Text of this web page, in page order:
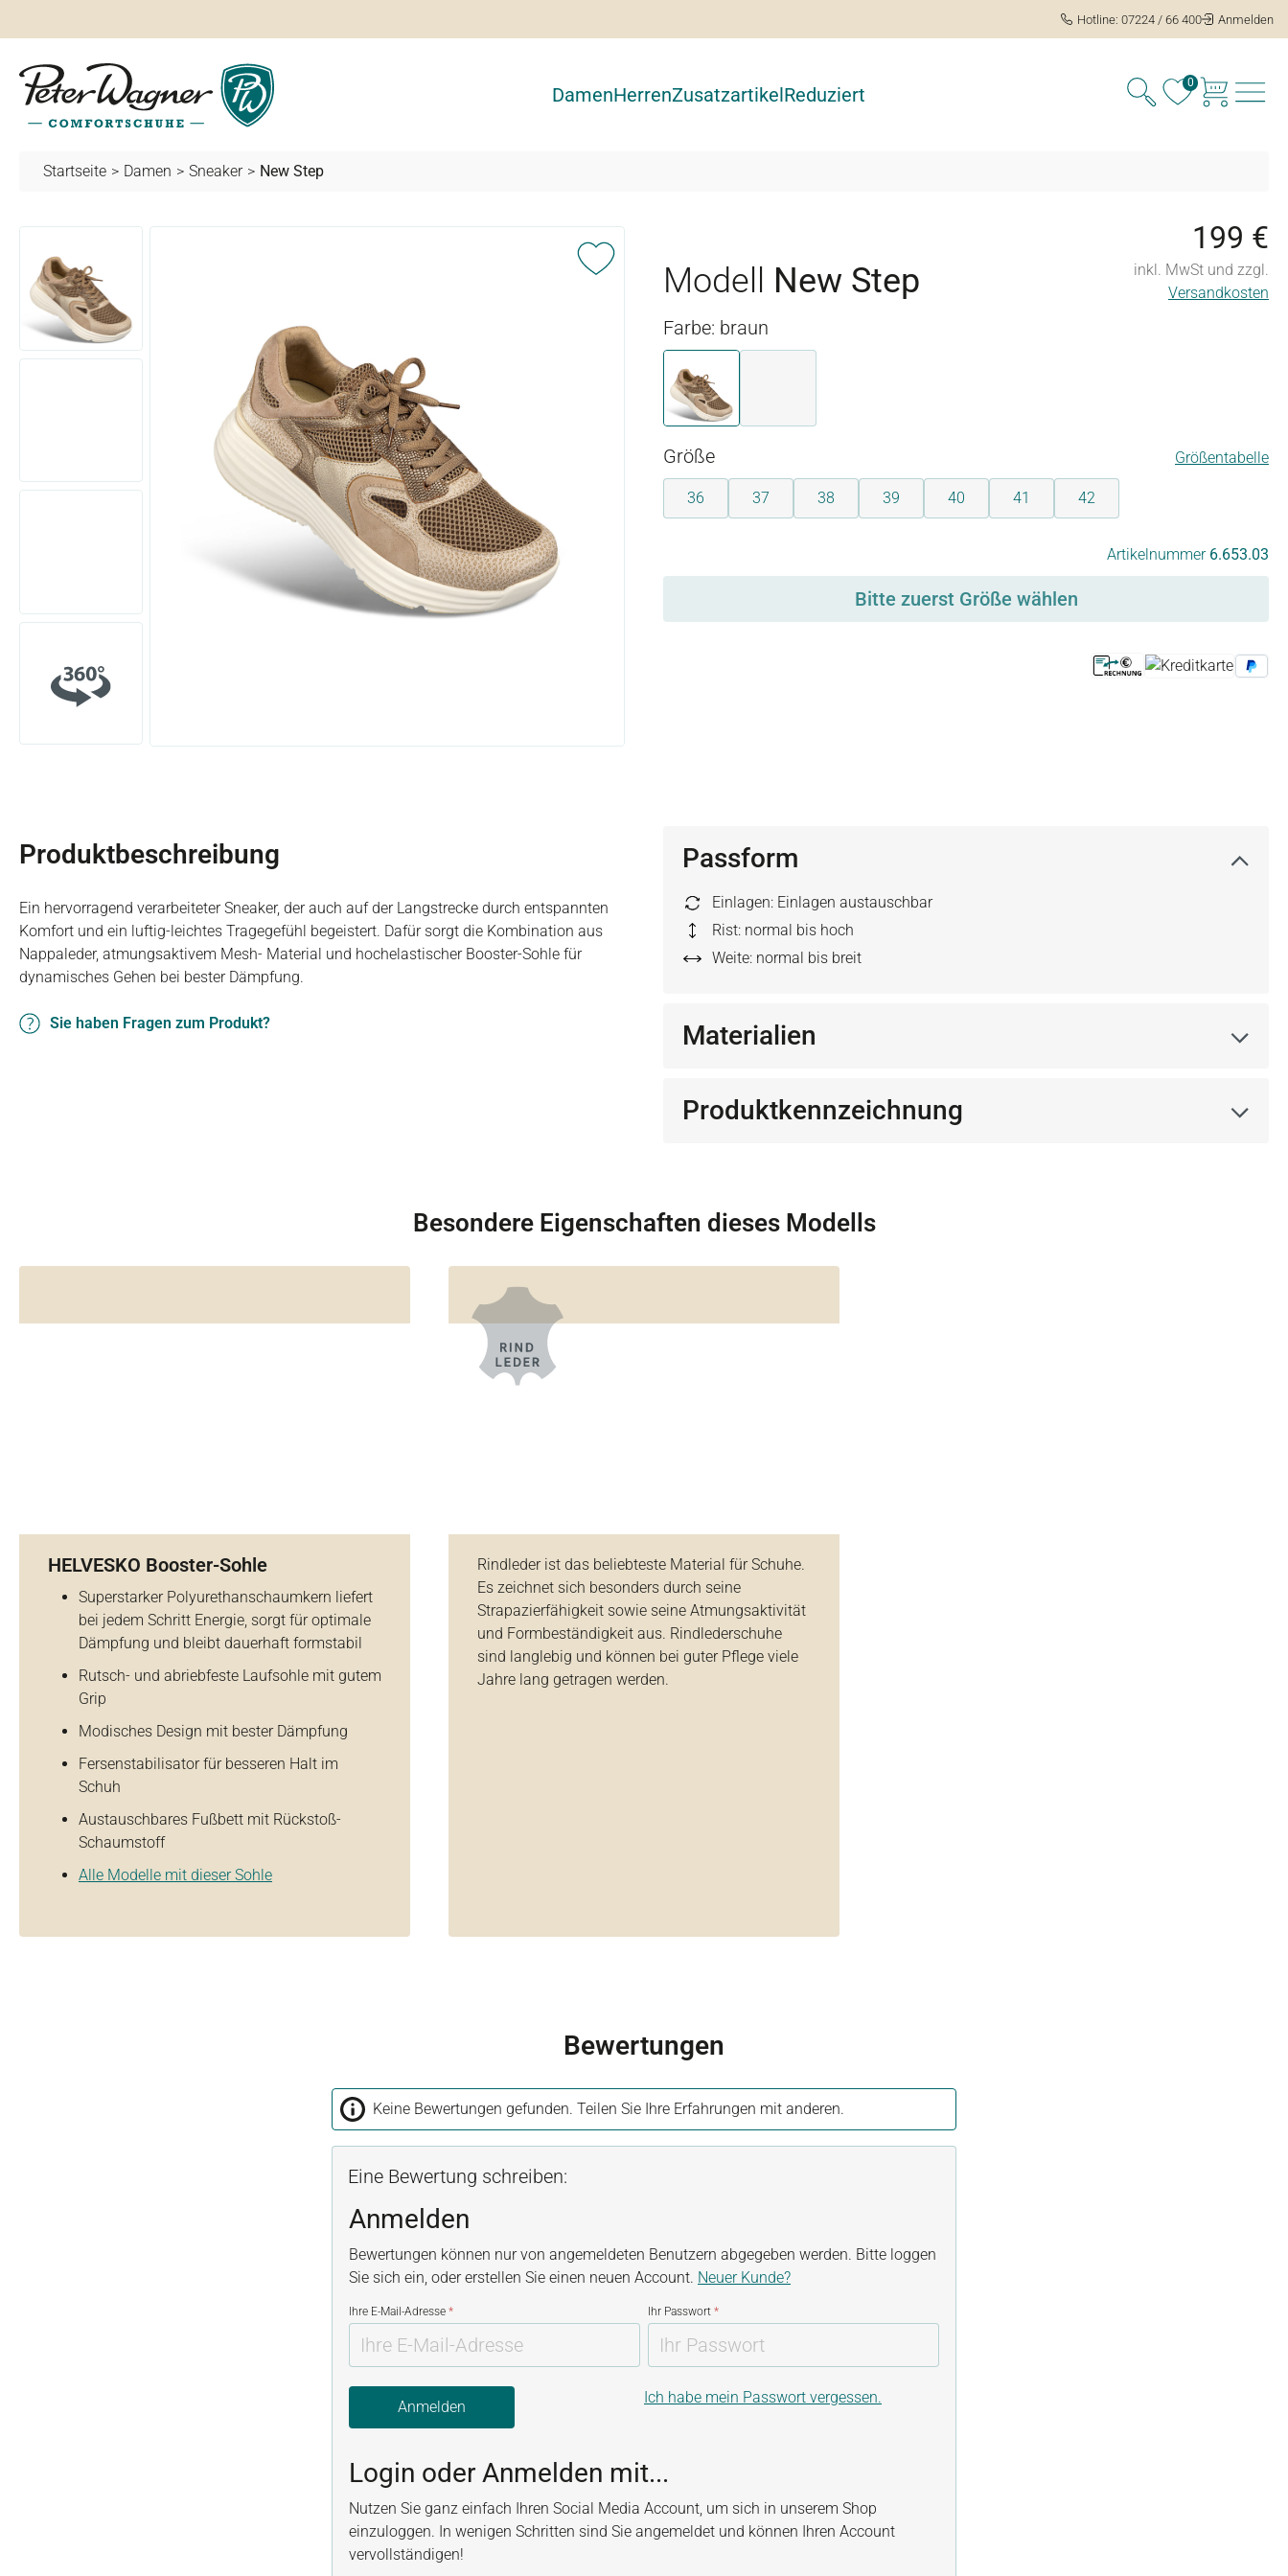
Hotline: 07224 / 66 400 Anmelden
DamenHerrenZusatzartikelReduziert
0
Startseite > Damen > Sneaker > New Step
Modell New Step
199 €
inkl. MwSt und zzgl.
Versandkosten
Farbe: braun
braun
Größeauswählen Größentabelle
36 37 38 39 40 41 42
Artikelnummer 6.653.03
Bitte zuerst Größe wählen
Produktbeschreibung
Ein hervorragend verarbeiteter Sneaker, der auch auf der Langstrecke durch entspannten
Komfort und ein luftig-leichtes Tragegefühl begeistert. Dafür sorgt die Kombination aus
Nappaleder, atmungsaktivem Mesh- Material und hochelastischer Booster-Sohle für
dynamisches Gehen bei bester Dämpfung.
Sie haben Fragen zum Produkt?
Passform
Einlagen: Einlagen austauschbar
Rist: normal bis hoch
Weite: normal bis breit
Materialien
Produktkennzeichnung
Besondere Eigenschaften dieses Modells
HELVESKO Booster-Sohle
Superstarker Polyurethanschaumkern liefert
bei jedem Schritt Energie, sorgt für optimale
Dämpfung und bleibt dauerhaft formstabil
Rutsch- und abriebfeste Laufsohle mit gutem
Grip
Modisches Design mit bester Dämpfung
Fersenstabilisator für besseren Halt im
Schuh
Austauschbares Fußbett mit Rückstoß-
Schaumstoff
Alle Modelle mit dieser Sohle
Rindleder ist das beliebteste Material für Schuhe.
Es zeichnet sich besonders durch seine
Strapazierfähigkeit sowie seine Atmungsaktivität
und Formbeständigkeit aus. Rindlederschuhe
sind langlebig und können bei guter Pflege viele
Jahre lang getragen werden.
Bewertungen
Keine Bewertungen gefunden. Teilen Sie Ihre Erfahrungen mit anderen.
Eine Bewertung schreiben:
Anmelden
Bewertungen können nur von angemeldeten Benutzern abgegeben werden. Bitte loggen
Sie sich ein, oder erstellen Sie einen neuen Account. Neuer Kunde?
Ihre E-Mail-Adresse * Ihr Passwort *
Anmelden
Ich habe mein Passwort vergessen.
Login oder Anmelden mit...
Nutzen Sie ganz einfach Ihren Social Media Account, um sich in unserem Shop
einzuloggen. In wenigen Schritten sind Sie angemeldet und können Ihren Account
vervollständigen!